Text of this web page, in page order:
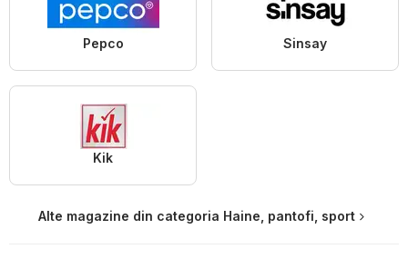
Pepco Sinsay
Kik
Alte magazine din categoria Haine, pantofi, sport